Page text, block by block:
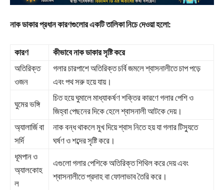
নাক ডাকার প্রধান কারণগুলোর একটি তালিকা নিচে দেওয়া হলো:
কারণ
কীভাবে নাক ডাকার সৃষ্টি করে
অতিরিক্ত
ওজন
গলার চারপাশে অতিরিক্ত চর্বি জমলে শ্বাসনালীতে চাপ পড়ে
এবং পথ সরু হয়ে যায়।
ঘুমের ভঙ্গি
চিত হয়ে ঘুমালে মাধ্যাকর্ষণ শক্তির কারণে গলার পেশি ও
জিহ্বা পেছনের দিকে হেলে শ্বাসনালী আটকে দেয়।
অ্যালার্জি বা
সর্দি
নাক বন্ধ থাকলে মুখ দিয়ে শ্বাস নিতে হয় যা গলার টিস্যুতে
ঘর্ষণ ও শব্দের সৃষ্টি করে।
ধূমপান ও
অ্যালকোহ
ল
এগুলো গলার পেশিকে অতিরিক্ত শিথিল করে দেয় এবং
শ্বাসনালীতে প্রদাহ বা ফোলাভাব তৈরি করে।